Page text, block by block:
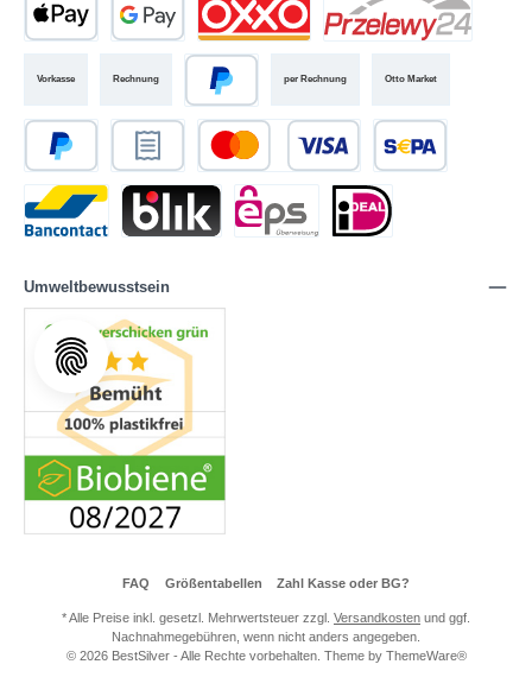
per Rechnung Otto Market
Vorkasse Rechnung
Umweltbewusstsein
FAQ Größentabellen Zahl Kasse oder BG?
* Alle Preise inkl. gesetzl. Mehrwertsteuer zzgl. Versandkosten und ggf.
Nachnahmegebühren, wenn nicht anders angegeben.
© 2026 BestSilver - Alle Rechte vorbehalten. Theme by ThemeWare®